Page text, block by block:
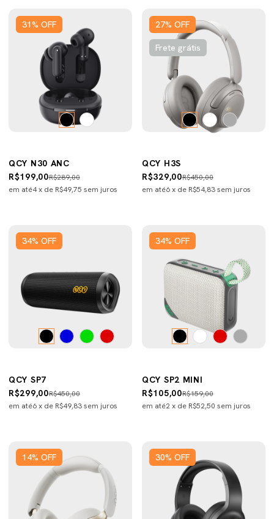
31% OFF
QCY N30 ANC
R$289,00
R$199,00
em até4x de R$49,75 sem juros
27% OFF
Frete grátis
QCY H3S
R$450,00
R$329,00
em até6x de R$54,83sem juros
34% OFF
QCY SP7
R$450,00
R$299,00
em até6x de R$49,83sem juros
34% OFF
QCY SP2 MINI
R$159,00
R$105,00
em até2x de R$52,50 sem juros
14% OFF 30% OFF